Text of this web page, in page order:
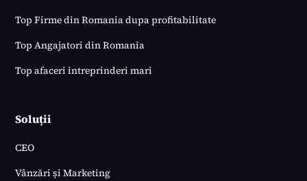
Top Firme din Romania dupa profitabilitate
Top Angajatori din Romania
Top afaceri intreprinderi mari
Soluții
CEO
Vânzări și Marketing